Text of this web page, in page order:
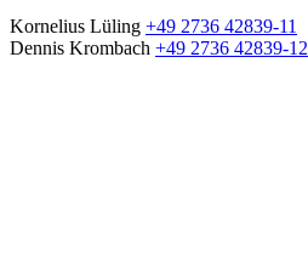
Kornelius Lüling +49 2736 42839-11
Dennis Krombach +49 2736 42839-12